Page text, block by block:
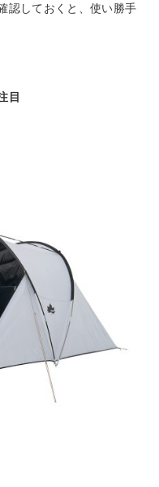
認しておくと、使い勝手
目